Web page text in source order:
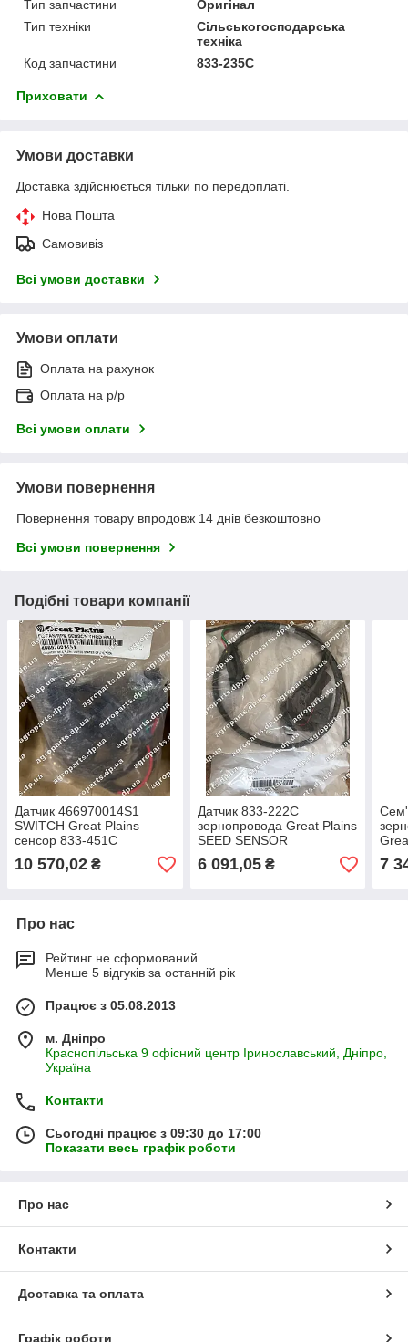
Тип запчастини
Оригінал
Тип техніки
Сільськогосподарська
техніка
Код запчастини
833-235C
Приховати
Умови доставки
Доставка здійснюється тільки по передоплаті.
Нова Пошта
Самовивіз
Всі умови доставки
Умови оплати
Оплата на рахунок
Оплата на р/р
Всі умови оплати
Умови повернення
Повернення товару впродовж 14 днів безкоштовно
Всі умови повернення
Подібні товари компанії
Датчик 466970014S1
SWITCH Great Plains
сенсор 833-451С
10 570,02 ₴
Датчик 833-222C
зернопровода Great Plains
SEED SENSOR
452440891F сенсор
300157
6 091,05₴ 7
Про нас
Рейтинг не сформований
Менше 5 відгуків за останній рік
Працює з 05.08.2013
м. Дніпро
Краснопільська 9 офісний центр Іринославський, Дніпро,
Україна
Контакти
Сьогодні працює з 09:30 до 17:00
Показати весь графік роботи
Про нас
Контакти
Доставка та оплата
Графік роботи